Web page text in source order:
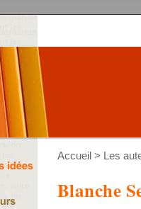
Accueil > Les
Blanche